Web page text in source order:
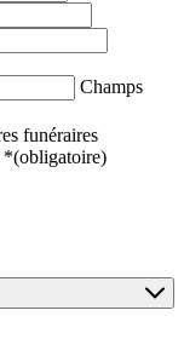
Champs
funéraires
*(obligatoire)